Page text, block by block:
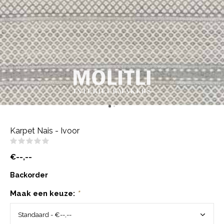
Karpet Nais - Ivoor
€--,--
Backorder
Maak een keuze: *